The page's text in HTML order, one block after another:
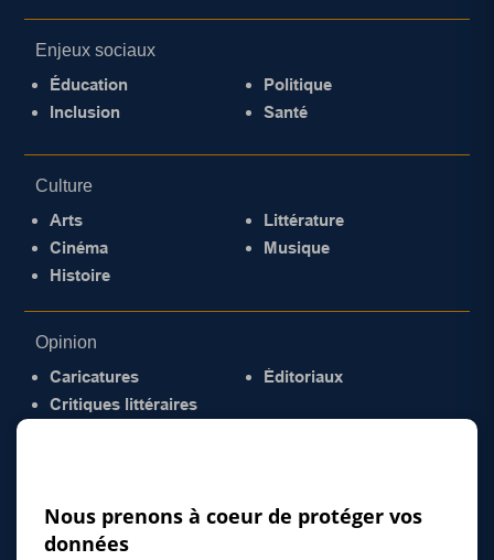
Enjeux sociaux
Éducation
Inclusion
Politique
Santé
Culture
Arts
Cinéma
Histoire
Littérature
Musique
Opinion
Caricatures
Critiques littéraires
Éditoriaux
Nous prenons à coeur de protéger vos
données